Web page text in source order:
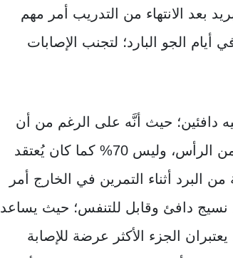
بعد الانتهاء من التدريب أمر مهم
الجو البارد؛ لتجنب الإصابات
دافئين؛ حيث أنَّه على الرغم من أن
10% فقط من حرارة الجسم تتسرب من الرأس، وليس 70% كما كان يُعتقد
البرد أثناء التمرين في الخارج أمر
نسيج دافئ وقابل للتنفس؛ حيث يساعد
الجزء الأكثر عرضة للإصابة